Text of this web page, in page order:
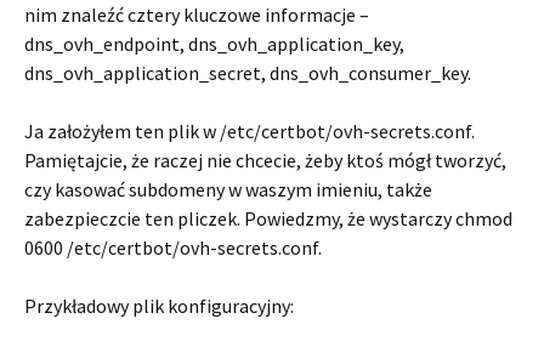
nim znaleźć cztery kluczowe informacje –
dns_ovh_endpoint, dns_ovh_application_key,
dns_ovh_application_secret, dns_ovh_consumer_key.
Ja założyłem ten plik w /etc/certbot/ovh-secrets.conf.
Pamiętajcie, że raczej nie chcecie, żeby ktoś mógł tworzyć,
czy kasować subdomeny w waszym imieniu, także
zabezpieczcie ten pliczek. Powiedzmy, że wystarczy chmod
0600 /etc/certbot/ovh-secrets.conf.
Przykładowy plik konfiguracyjny: